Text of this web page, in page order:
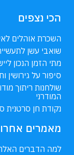
הכי נצפים
השכרת אוהלים
שואבי עשן
מתי הזמן הנכון
סיפור על גירושין
שולחנות ריתוך
המודרני
נקודת חן סרטנית
מאמרים
למה הדברים האלה